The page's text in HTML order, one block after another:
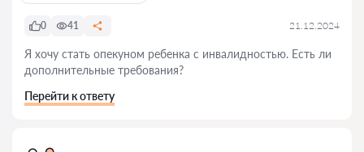
0 41 21.12.2024
Я хочу стать опекуном ребенка с инвалидностью. Есть ли
дополнительные требования?
Перейти к ответу